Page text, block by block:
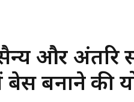
और अंतरिक्ष
बेस बनाने की